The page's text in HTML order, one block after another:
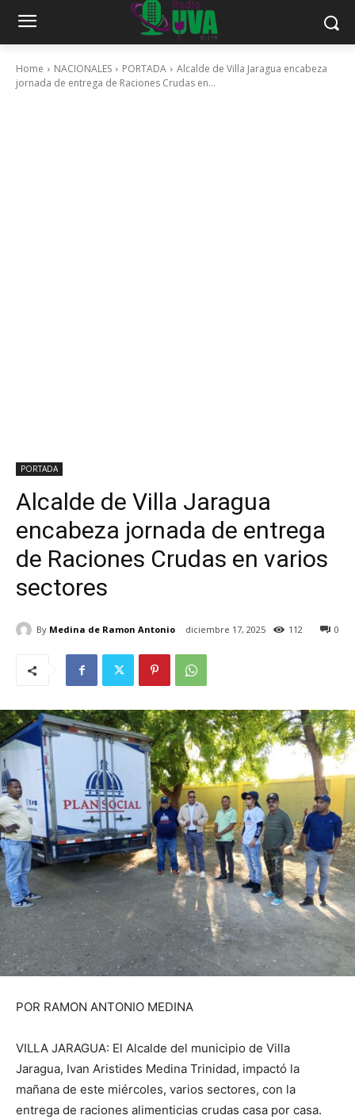
Home NACIONALES PORTADA
Alcalde de Villa Jaragua encabeza
jornada de entrega de Raciones Crudas en...
PORTADA
Alcalde de Villa Jaragua
encabeza jornada de entrega
de Raciones Crudas en varios
sectores
By Medina de Ramon Antonio diciembre 17, 2025 0
112
POR RAMON ANTONIO MEDINA
VILLA JARAGUA: El Alcalde del municipio de Villa
Jaragua, Ivan Aristides Medina Trinidad, impactó la
mañana de este miércoles, varios sectores, con la
entrega de raciones alimenticias crudas casa por casa.